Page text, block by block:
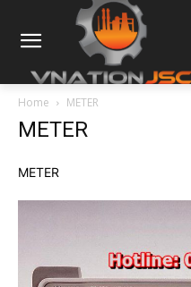
Home METER
METER
METER